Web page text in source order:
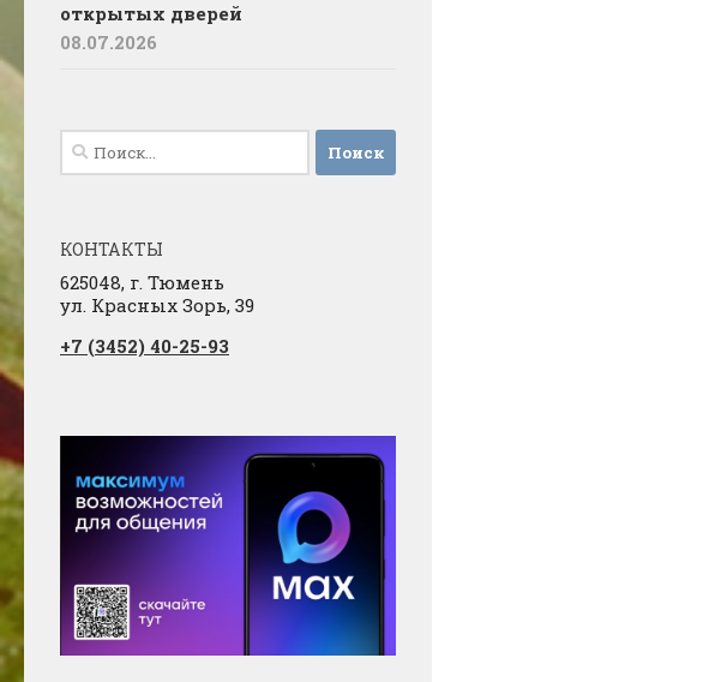
открытых дверей
08.07.2026
Найти:
КОНТАКТЫ
625048, г. Тюмень
ул. Красных Зорь, 39
+7 (3452) 40-25-93